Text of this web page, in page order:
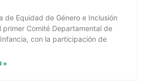
de Equidad de Género e Inclusión
primer Comité Departamental de
con la participación de
»